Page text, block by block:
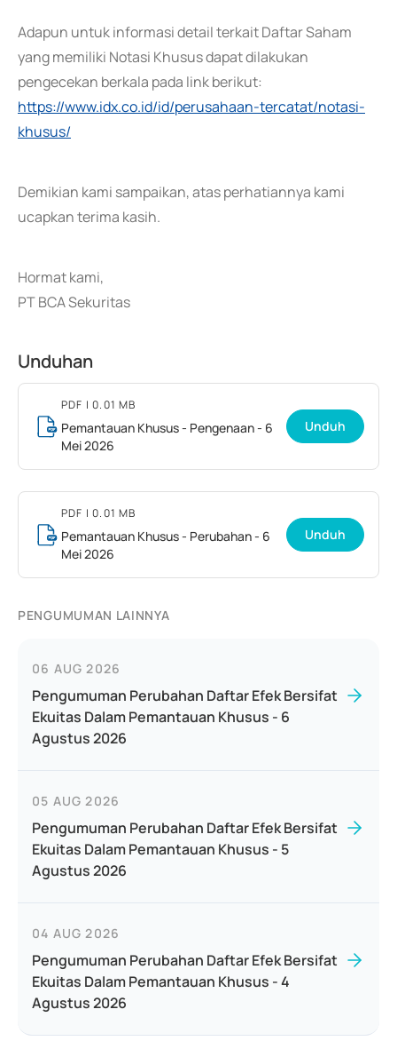
Adapun untuk informasi detail terkait Daftar Saham
yang memiliki Notasi Khusus dapat dilakukan
pengecekan berkala pada link berikut:
https://www.idx.co.id/id/perusahaan-tercatat/notasi-
khusus/
Demikian kami sampaikan, atas perhatiannya kami
ucapkan terima kasih.
Hormat kami,
PT BCA Sekuritas
Unduhan
PDF | 0.01 MB
Pemantauan Khusus - Pengenaan - 6
Mei 2026
Unduh
PDF | 0.01 MB
Pemantauan Khusus - Perubahan - 6
Mei 2026
Unduh
PENGUMUMAN LAINNYA
06 AUG 2026
Pengumuman Perubahan Daftar Efek Bersifat
Ekuitas Dalam Pemantauan Khusus - 6
Agustus 2026
05 AUG 2026
Pengumuman Perubahan Daftar Efek Bersifat
Ekuitas Dalam Pemantauan Khusus - 5
Agustus 2026
04 AUG 2026
Pengumuman Perubahan Daftar Efek Bersifat
Ekuitas Dalam Pemantauan Khusus - 4
Agustus 2026